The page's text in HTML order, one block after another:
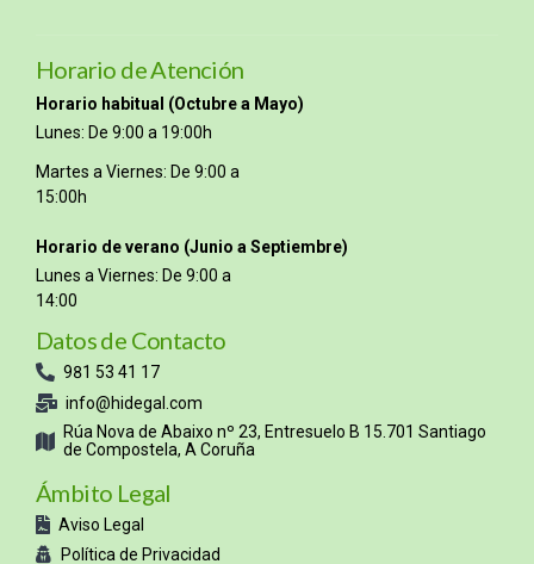
Horario de Atención
Horario habitual (Octubre a Mayo)
Lunes: De 9:00 a 19:00h
Martes a Viernes: De 9:00 a
15:00h
Horario de verano (Junio a Septiembre)
Lunes a Viernes: De 9:00 a
14:00
Datos de Contacto
981 53 41 17
info@hidegal.com
Rúa Nova de Abaixo nº 23, Entresuelo B 15.701 Santiago
de Compostela, A Coruña
Ámbito Legal
Aviso Legal
Política de Privacidad